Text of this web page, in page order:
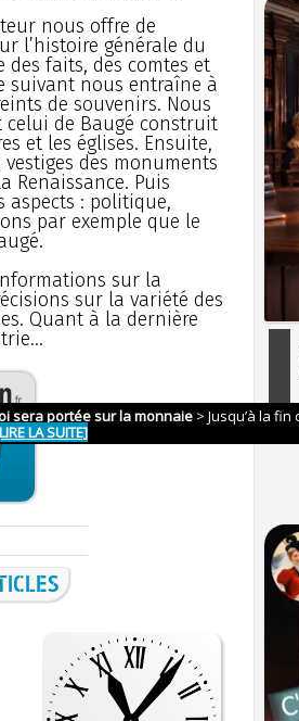
nous offre de
l’histoire générale du
faits, des comtes et
suivant nous entraîne à
de souvenirs. Nous
celui de Baugé construit
et les églises. Ensuite,
des monuments
Renaissance. Puis
aspects : politique,
par exemple que le
sur la
sur la variété des
Quant à la dernière